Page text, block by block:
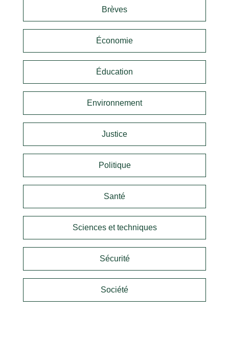
Brèves
Économie
Éducation
Environnement
Justice
Politique
Santé
Sciences et techniques
Sécurité
Société